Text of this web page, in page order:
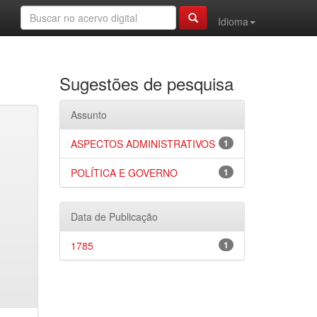
Idioma
Sugestões de pesquisa
Assunto
1
ASPECTOS ADMINISTRATIVOS
1
POLÍTICA E GOVERNO
Data de Publicação
1
1785